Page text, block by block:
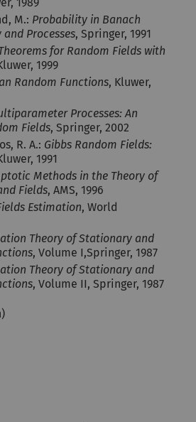
M.: Probability in Banach
Processes, Springer, 1991
for Random Fields with
1999
Random Functions, Kluwer,
Processes: An
Fields, Springer, 2002
R. A.: Gibbs Random Fields:
1991
Methods in the Theory of
Fields, AMS, 1996
Estimation, World
Theory of Stationary and
, Volume I,Springer, 1987
Theory of Stationary and
, Volume II, Springer, 1987